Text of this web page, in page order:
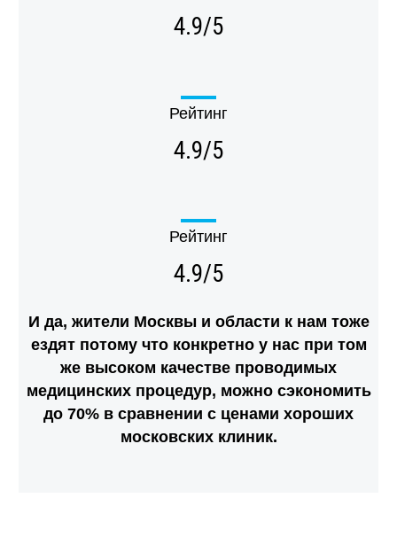
4.9/5
Рейтинг
4.9/5
Рейтинг
4.9/5
И да, жители Москвы и области к нам тоже
ездят потому что конкретно у нас при том
же высоком качестве проводимых
медицинских процедур, можно сэкономить
до 70% в сравнении с ценами хороших
московских клиник.